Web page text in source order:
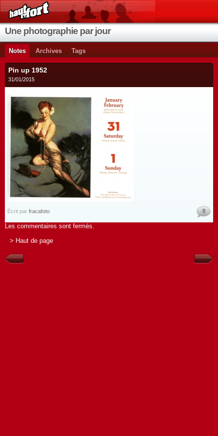
Une photographie par jour
Notes Archives Tags
Pin up 1952
31/01/2015
Écrit par fracafoto 0
Les commentaires sont fermés.
> Haut de page